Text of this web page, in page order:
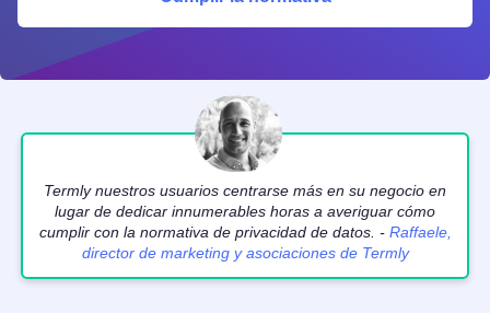
Termly nuestros usuarios centrarse más en su negocio en
lugar de dedicar innumerables horas a averiguar cómo
cumplir con la normativa de privacidad de datos. - Raffaele,
director de marketing y asociaciones de Termly